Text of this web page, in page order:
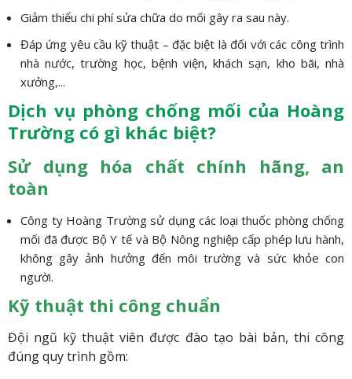
Giảm thiểu chi phí sửa chữa do mối gây ra sau này.
Đáp ứng yêu cầu kỹ thuật – đặc biệt là đối với các công trình
nhà nước, trường học, bệnh viện, khách sạn, kho bãi, nhà
xưởng,...
Dịch vụ phòng chống mối của Hoàng
Trường có gì khác biệt?
Sử dụng hóa chất chính hãng, an
toàn
Công ty Hoàng Trường sử dụng các loại thuốc phòng chống
mối đã được Bộ Y tế và Bộ Nông nghiệp cấp phép lưu hành,
không gây ảnh hưởng đến môi trường và sức khỏe con
người.
Kỹ thuật thi công chuẩn
Đội ngũ kỹ thuật viên được đào tạo bài bản, thi công
đúng quy trình gồm: